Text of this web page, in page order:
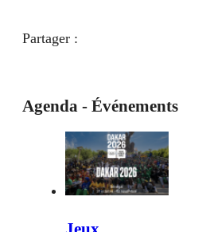
Partager :
Agenda - Événements